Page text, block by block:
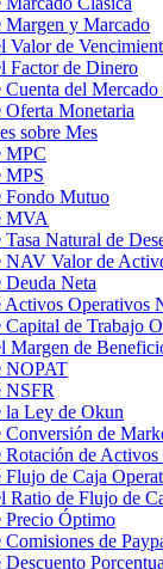
Margen y Marcado
Valor de
Factor de Dinero
Cuenta del
Oferta Monetaria
sobre Mes
MPC
MPS
Fondo Mutuo
MVA
Natural de
NAV Valor de
Deuda Neta
Activos Operativos
Capital de Trabajo
Margen de
NOPAT
NSFR
la Ley de Okun
Conversión de
Rotación de
Flujo de Caja
Ratio de Flujo de
Precio Óptimo
de